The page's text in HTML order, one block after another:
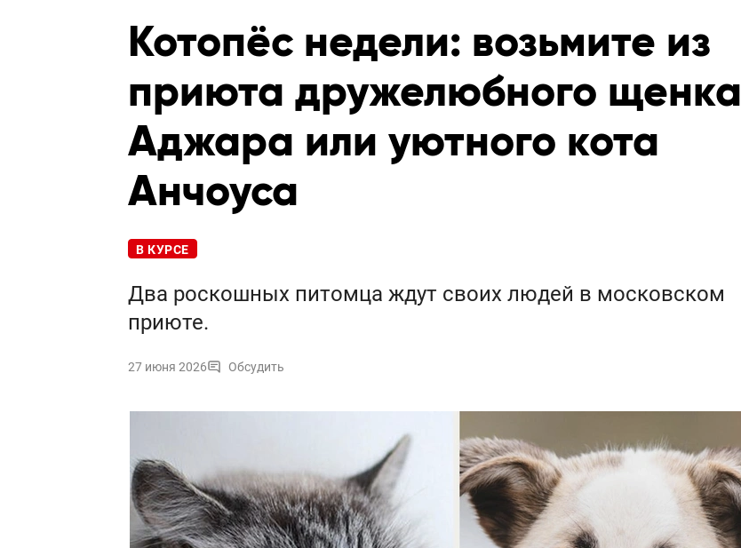
Котопёс недели: возьмите из
приюта дружелюбного щенка
Аджара или уютного кота
Анчоуса
В КУРСЕ
Два роскошных питомца ждут своих людей в московском
приюте.
27 июня 2026 Обсудить